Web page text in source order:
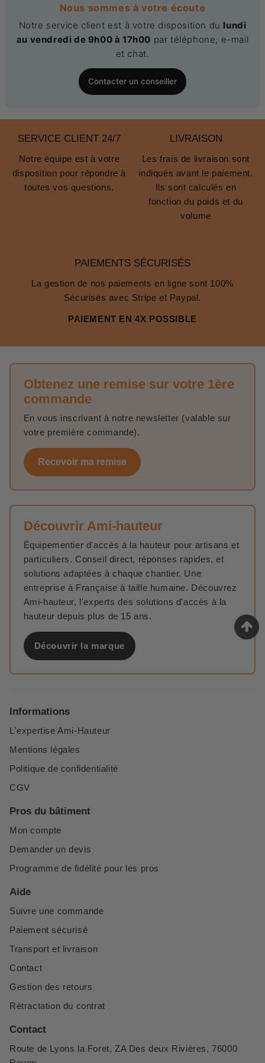
Nous sommes à votre écoute
Notre service client est à votre disposition du lundi
au vendredi de 9h00 à 17h00 par téléphone, e-mail
et chat.
Contacter un conseiller
SERVICE CLIENT 24/7
Notre équipe est à votre
disposition pour répondre à
toutes vos questions.
LIVRAISON
Les frais de livraison sont
indiqués avant le paiement.
Ils sont calculés en
fonction du poids et du
volume
PAIEMENTS SÉCURISÉS
La gestion de nos paiements en ligne sont 100%
Sécurisés avec Stripe et Paypal.
PAIEMENT EN 4X POSSIBLE
Obtenez une remise sur votre 1ère
commande
En vous inscrivant à notre newsletter (valable sur
votre première commande).
Recevoir ma remise
Découvrir Ami-hauteur
Équipementier d'accès à la hauteur pour artisans et
particuliers. Conseil direct, réponses rapides, et
solutions adaptées à chaque chantier. Une
entreprise à Française à taille humaine. Découvrez
Ami-hauteur, l'experts des solutions d'accès à la
hauteur depuis plus de 15 ans.
Découvrir la marque
Informations
L'expertise Ami-Hauteur
Mentions légales
Politique de confidentialité
CGV
Pros du bâtiment
Mon compte
Demander un devis
Programme de fidélité pour les pros
Aide
Suivre une commande
Paiement sécurisé
Transport et livraison
Contact
Gestion des retours
Rétractation du contrat
Contact
Route de Lyons la Foret, ZA Des deux Rivières, 76000